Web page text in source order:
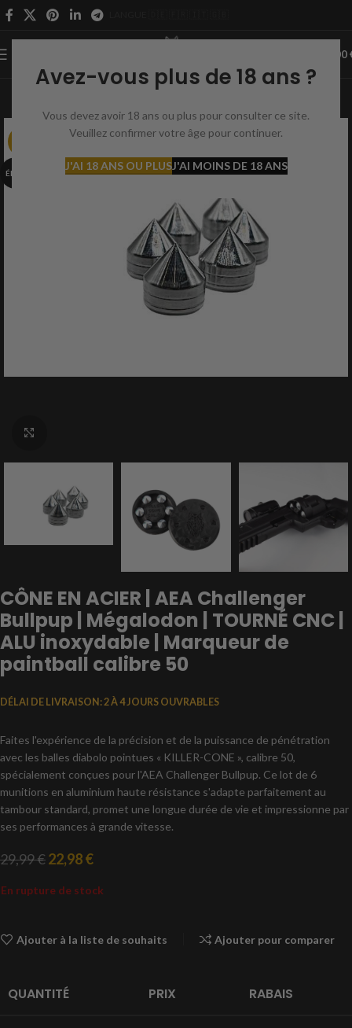
Avez-vous plus de 18 ans ?
Vous devez avoir 18 ans ou plus pour consulter ce site.
Veuillez confirmer votre âge pour continuer.
J'AI 18 ANS OU PLUSJ'AI MOINS DE 18 ANS
0,00
ÉPUISÉ
CÔNE EN ACIER | AEA Challenger
Bullpup | Mégalodon | TOURNÉ CNC |
ALU inoxydable | Marqueur de
paintball calibre 50
DÉLAI DE LIVRAISON:2 À 4 JOURS OUVRABLES
Faites l'expérience de la précision et de la puissance de pénétration
avec les balles diabolo pointues « KILLER-CONE », calibre 50,
spécialement conçues pour l'AEA Challenger Bullpup. Ce lot de 6
munitions en aluminium haute résistance s'adapte parfaitement au
tambour standard, promet une longue durée de vie et impressionne par
ses performances à grande vitesse.
29,99€22,98€
En rupture de stock
Ajouter à la liste de souhaits Ajouter pour comparer
QUANTITÉ PRIX RABAIS